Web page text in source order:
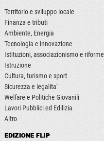
Territorio e sviluppo locale
Finanza e tributi
Ambiente, Energia
Tecnologia e innovazione
Istituzioni, associazionismo e riforme
Istruzione
Cultura, turismo e sport
Sicurezza e legalita'
Welfare e Politiche Giovanili
Lavori Pubblici ed Edilizia
Altro
EDIZIONE FLIP